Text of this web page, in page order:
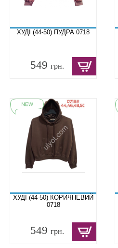
ХУДІ (44-50) ПУДРА 0718
549 грн.
ХУДІ (44-50) КОРИЧНЕВИЙ
0718
549 грн.